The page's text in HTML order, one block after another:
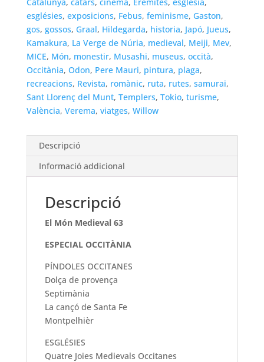
esglésies, exposicions, Febus, feminisme, Gaston,
gos, gossos, Graal, Hildegarda, historia, Japó, Jueus,
Kamakura, La Verge de Núria, medieval, Meiji, Mev,
MICE, Món, monestir, Musashi, museus, occità,
Occitània, Odon, Pere Mauri, pintura, plaga,
recreacions, Revista, romànic, ruta, rutes, samurai,
Sant Llorenç del Munt, Templers, Tokio, turisme,
València, Verema, viatges, Willow
Descripció
Informació addicional
Descripció
El Món Medieval 63
ESPECIAL OCCITÀNIA
PÍNDOLES OCCITANES
Dolça de provença
Septimània
La cançó de Santa Fe
Montpelhièr
ESGLÉSIES
Quatre Joies Medievals Occitanes